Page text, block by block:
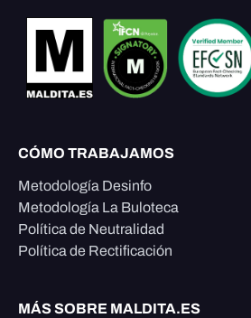
CÓMO TRABAJAMOS
Metodología Desinfo
Metodología La Buloteca
Política de Neutralidad
Política de Rectificación
MÁS SOBRE MALDITA.ES